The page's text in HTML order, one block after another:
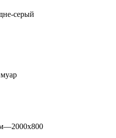
серый
—2000x800